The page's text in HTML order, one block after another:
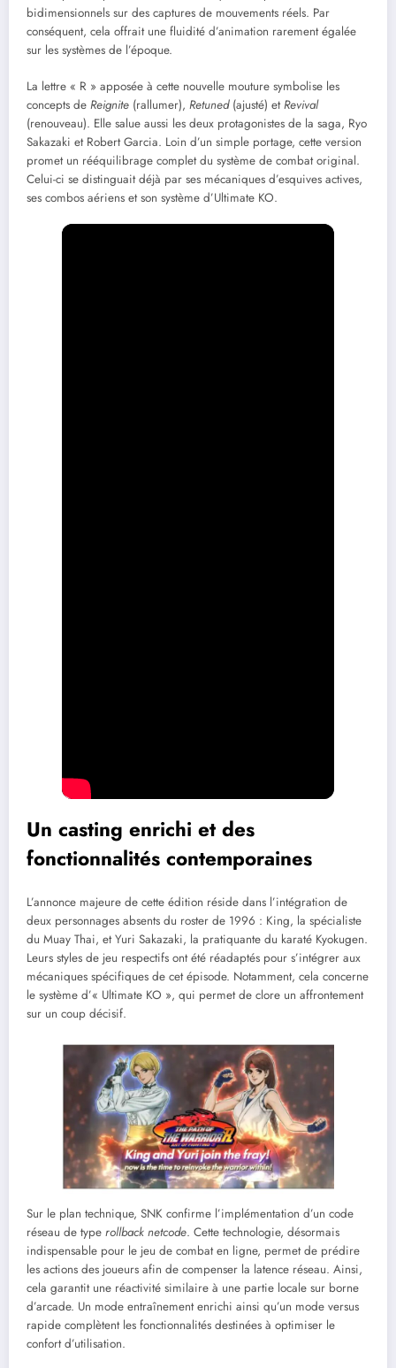
bidimensionnels sur des captures de mouvements réels. Par
conséquent, cela offrait une fluidité d’animation rarement égalée
sur les systèmes de l’époque.
La lettre « R » apposée à cette nouvelle mouture symbolise les
concepts de Reignite (rallumer), Retuned(ajusté) etRevival
(renouveau). Elle salue aussi les deux protagonistes de la saga, Ryo
Sakazaki et Robert Garcia. Loin d’un simple portage, cette version
promet un rééquilibrage complet du système de combat original.
Celui-ci se distinguait déjà par ses mécaniques d’esquives actives,
ses combos aériens et son système d’Ultimate KO.
Un casting enrichi et des
fonctionnalités contemporaines
L’annonce majeure de cette édition réside dans l’intégration de
deux personnages absents du roster de 1996 : King, la spécialiste
du Muay Thai, et Yuri Sakazaki, la pratiquante du karaté Kyokugen.
Leurs styles de jeu respectifs ont été réadaptés pour s’intégrer aux
mécaniques spécifiques de cet épisode. Notamment, cela concerne
le système d’« Ultimate KO », qui permet de clore un affrontement
sur un coup décisif.
Sur le plan technique, SNK confirme l’implémentation d’un code
réseau de type rollback netcode. Cette technologie, désormais
indispensable pour le jeu de combat en ligne, permet de prédire
les actions des joueurs afin de compenser la latence réseau. Ainsi,
cela garantit une réactivité similaire à une partie locale sur borne
d’arcade. Un mode entraînement enrichi ainsi qu’un mode versus
rapide complètent les fonctionnalités destinées à optimiser le
confort d’utilisation.